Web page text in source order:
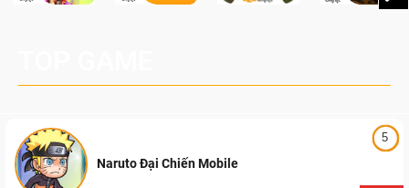
5
Naruto Đại Chiến Mobile